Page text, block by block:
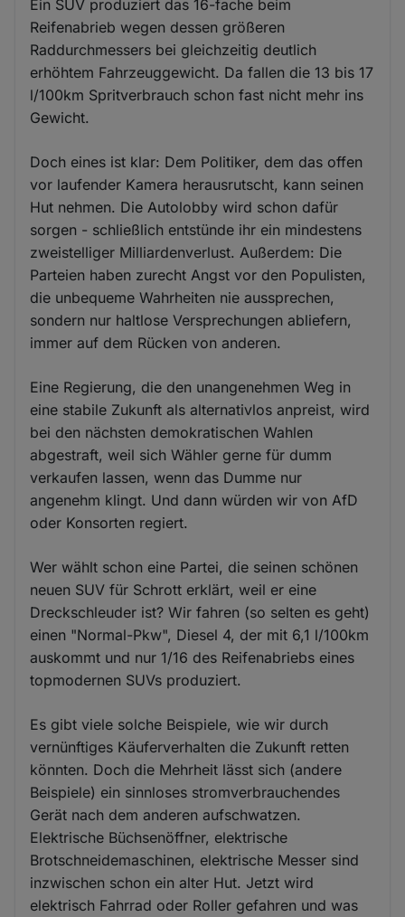
Ein SUV produziert das 16-fache beim
Reifenabrieb wegen dessen größeren
Raddurchmessers bei gleichzeitig deutlich
erhöhtem Fahrzeuggewicht. Da fallen die 13 bis 17
l/100km Spritverbrauch schon fast nicht mehr ins
Gewicht.
Doch eines ist klar: Dem Politiker, dem das offen
vor laufender Kamera herausrutscht, kann seinen
Hut nehmen. Die Autolobby wird schon dafür
sorgen - schließlich entstünde ihr ein mindestens
zweistelliger Milliardenverlust. Außerdem: Die
Parteien haben zurecht Angst vor den Populisten,
die unbequeme Wahrheiten nie aussprechen,
sondern nur haltlose Versprechungen abliefern,
immer auf dem Rücken von anderen.
Eine Regierung, die den unangenehmen Weg in
eine stabile Zukunft als alternativlos anpreist, wird
bei den nächsten demokratischen Wahlen
abgestraft, weil sich Wähler gerne für dumm
verkaufen lassen, wenn das Dumme nur
angenehm klingt. Und dann würden wir von AfD
oder Konsorten regiert.
Wer wählt schon eine Partei, die seinen schönen
neuen SUV für Schrott erklärt, weil er eine
Dreckschleuder ist? Wir fahren (so selten es geht)
einen "Normal-Pkw", Diesel 4, der mit 6,1 l/100km
auskommt und nur 1/16 des Reifenabriebs eines
topmodernen SUVs produziert.
Es gibt viele solche Beispiele, wie wir durch
vernünftiges Käuferverhalten die Zukunft retten
könnten. Doch die Mehrheit lässt sich (andere
Beispiele) ein sinnloses stromverbrauchendes
Gerät nach dem anderen aufschwatzen.
Elektrische Büchsenöffner, elektrische
Brotschneidemaschinen, elektrische Messer sind
inzwischen schon ein alter Hut. Jetzt wird
elektrisch Fahrrad oder Roller gefahren und was